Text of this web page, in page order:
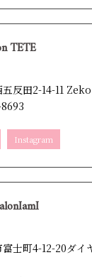
TETE
五反田2-14-11
Instagram
士町4-12-20ダイ